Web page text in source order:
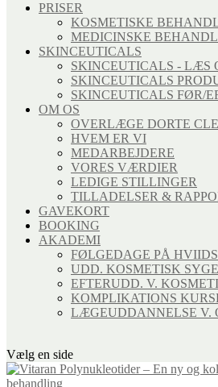
PRISER
KOSMETISKE
MEDICINSKE
SKINCEUTICALS
SKINCEUTICALS - LÆS
SKINCEUTICALS
SKINCEUTICALS FØR/
OM OS
OVERLÆGE DORTE
HVEM ER VI
MEDARBEJDERE
VORES VÆRDIER
LEDIGE STILLINGER
TILLADELSER &
GAVEKORT
BOOKING
AKADEMI
FØLGEDAGE PÅ
UDD. KOSMETISK
EFTERUDD. V.
KOMPLIKATIONS
LÆGEUDDANNELSE V.
Vælg en side